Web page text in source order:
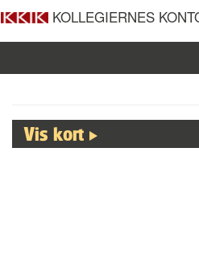
KOLLEGIERNES
Vis kort